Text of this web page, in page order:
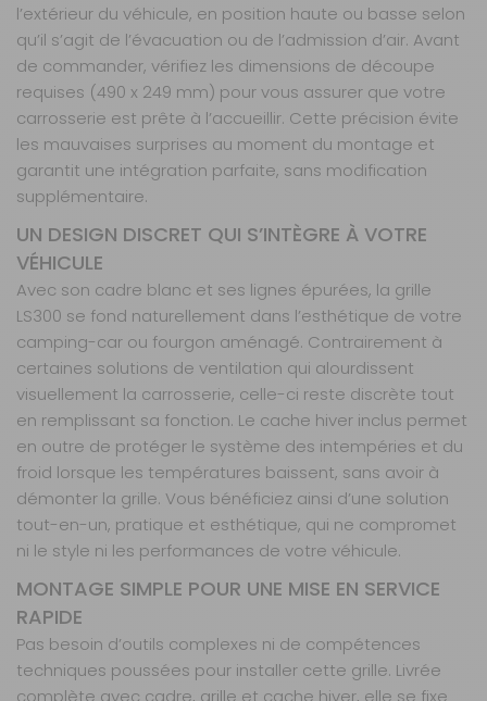
l’extérieur du véhicule, en position haute ou basse selon
qu’il s’agit de l’évacuation ou de l’admission d’air. Avant
de commander, vérifiez les dimensions de découpe
requises (490 x 249 mm) pour vous assurer que votre
carrosserie est prête à l’accueillir. Cette précision évite
les mauvaises surprises au moment du montage et
garantit une intégration parfaite, sans modification
supplémentaire.
UN DESIGN DISCRET QUI S’INTÈGRE À VOTRE
VÉHICULE
Avec son cadre blanc et ses lignes épurées, la grille
LS300 se fond naturellement dans l’esthétique de votre
camping-car ou fourgon aménagé. Contrairement à
certaines solutions de ventilation qui alourdissent
visuellement la carrosserie, celle-ci reste discrète tout
en remplissant sa fonction. Le cache hiver inclus permet
en outre de protéger le système des intempéries et du
froid lorsque les températures baissent, sans avoir à
démonter la grille. Vous bénéficiez ainsi d’une solution
tout-en-un, pratique et esthétique, qui ne compromet
ni le style ni les performances de votre véhicule.
MONTAGE SIMPLE POUR UNE MISE EN SERVICE
RAPIDE
Pas besoin d’outils complexes ni de compétences
techniques poussées pour installer cette grille. Livrée
complète avec cadre, grille et cache hiver, elle se fixe